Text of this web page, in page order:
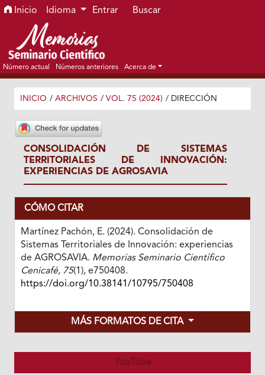
Ir al menú de navegación principal
Ir al contenido principal
Ir al pie de página del sitio
Inicio Idioma Entrar Buscar
Número actual Números anteriores Acerca de
INICIO / ARCHIVOS / VOL. 75 (2024) / DIRECCIÓN
CONSOLIDACIÓN DE SISTEMAS
TERRITORIALES DE INNOVACIÓN:
EXPERIENCIAS DE AGROSAVIA
CÓMO CITAR
Martínez Pachón, E. (2024). Consolidación de
Sistemas Territoriales de Innovación: experiencias
de AGROSAVIA. Memorias Seminario Científico
Cenicafé, 75(1), e750408.
https://doi.org/10.38141/10795/750408
MÁS FORMATOS DE CITA
YouTube